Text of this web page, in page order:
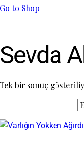
Go to Shop
Sevda
Tek bir sonuç